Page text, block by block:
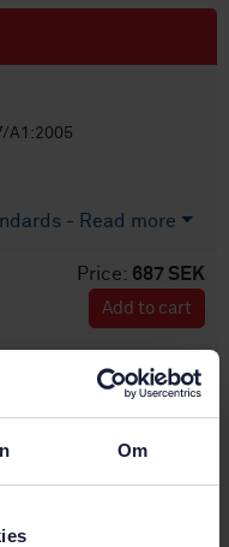
Om
A1:2005
- Read more
Price: 687 SEK
Add to cart
Show more